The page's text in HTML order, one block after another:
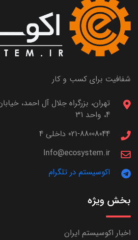
شفافیت برای کسب و کار
4، واحد 31
021-88008044 داخلی 4
Info@ecosystem.ir
اکوسیستم در تلگرام
بخش ویژه
اخبار اکوسیستم ایران